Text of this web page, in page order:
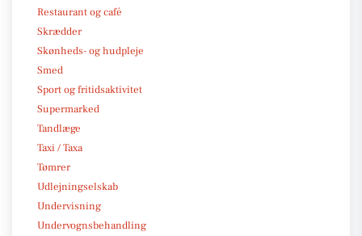
Restaurant og café
Skrædder
Skønheds- og hudpleje
Smed
Sport og fritidsaktivitet
Supermarked
Tandlæge
Taxi / Taxa
Tømrer
Udlejningselskab
Undervisning
Undervognsbehandling